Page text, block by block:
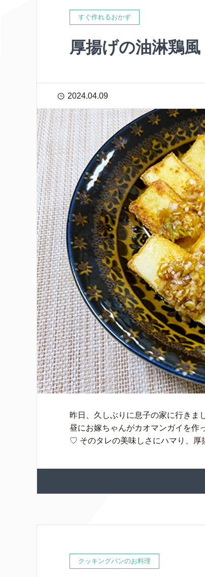
すぐ作れるおかず
厚揚げの油淋鶏風
2024.04.09
昨日、久しぶりに息子の家に行きま
昼にお嫁ちゃんがカオマンガイを
♡ そのタレの美味しさにハマり、厚
クッキングパンのお料理